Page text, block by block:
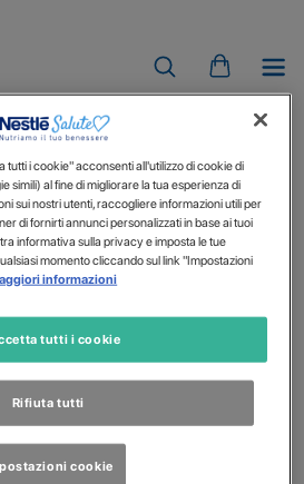
tutti i cookie" acconsenti all'utilizzo di cookie di
simili) al fine di migliorare la tua esperienza di
sui nostri utenti, raccogliere informazioni utili per
di fornirti annunci personalizzati in base ai tuoi
informativa sulla privacy e imposta le tue
momento cliccando sul link "Impostazioni
informazioni
Rifiuta tutti
tutti i cookie
cookie